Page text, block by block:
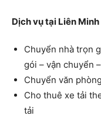
Dịch vụ tại Liên Minh
Chuyển nhà trọn
gói – vận chuyển
Chuyển văn
Cho thuê xe tải
tải